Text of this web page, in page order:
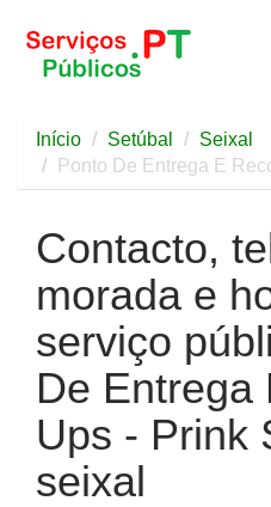
Início Setúbal
Seixal
Ponto De Entrega E
Contacto,
morada e
serviço
De Entrega
Ups - Prink
seixal